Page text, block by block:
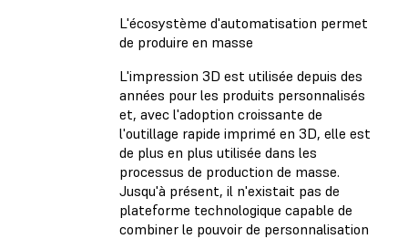
L'écosystème d'automatisation permet
de produire en masse
L'impression 3D est utilisée depuis des
années pour les produits personnalisés
et, avec l'adoption croissante de
l'outillage rapide imprimé en 3D, elle est
de plus en plus utilisée dans les
processus de production de masse.
Jusqu'à présent, il n'existait pas de
plateforme technologique capable de
combiner le pouvoir de personnalisation